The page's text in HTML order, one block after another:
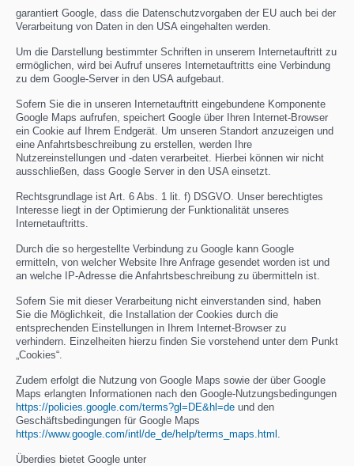
garantiert Google, dass die Datenschutzvorgaben der EU auch bei der
Verarbeitung von Daten in den USA eingehalten werden.
Um die Darstellung bestimmter Schriften in unserem Internetauftritt zu
ermöglichen, wird bei Aufruf unseres Internetauftritts eine Verbindung
zu dem Google-Server in den USA aufgebaut.
Sofern Sie die in unseren Internetauftritt eingebundene Komponente
Google Maps aufrufen, speichert Google über Ihren Internet-Browser
ein Cookie auf Ihrem Endgerät. Um unseren Standort anzuzeigen und
eine Anfahrtsbeschreibung zu erstellen, werden Ihre
Nutzereinstellungen und -daten verarbeitet. Hierbei können wir nicht
ausschließen, dass Google Server in den USA einsetzt.
Rechtsgrundlage ist Art. 6 Abs. 1 lit. f) DSGVO. Unser berechtigtes
Interesse liegt in der Optimierung der Funktionalität unseres
Internetauftritts.
Durch die so hergestellte Verbindung zu Google kann Google
ermitteln, von welcher Website Ihre Anfrage gesendet worden ist und
an welche IP-Adresse die Anfahrtsbeschreibung zu übermitteln ist.
Sofern Sie mit dieser Verarbeitung nicht einverstanden sind, haben
Sie die Möglichkeit, die Installation der Cookies durch die
entsprechenden Einstellungen in Ihrem Internet-Browser zu
verhindern. Einzelheiten hierzu finden Sie vorstehend unter dem Punkt
„Cookies“.
Zudem erfolgt die Nutzung von Google Maps sowie der über Google
Maps erlangten Informationen nach den Google-Nutzungsbedingungen
https://policies.google.com/terms?gl=DE&hl=de und den
Geschäftsbedingungen für Google Maps
https://www.google.com/intl/de_de/help/terms_maps.html .
Überdies bietet Google unter